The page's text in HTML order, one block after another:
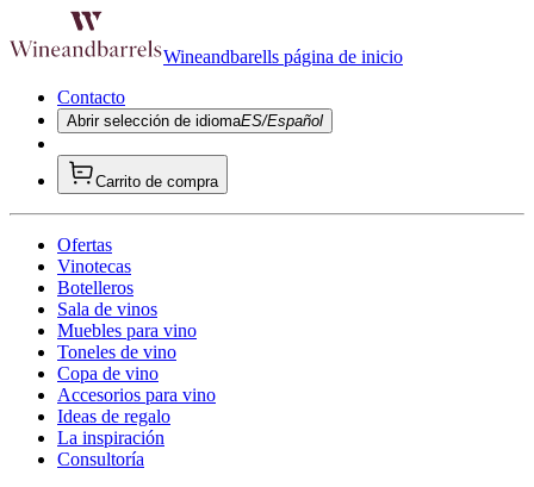
Wineandbarells página de inicio
Contacto
Abrir selección de idiomaES/Español
Carrito de compra
Ofertas
Vinotecas
Botelleros
Sala de vinos
Muebles para vino
Toneles de vino
Copa de vino
Accesorios para vino
Ideas de regalo
La inspiración
Consultoría